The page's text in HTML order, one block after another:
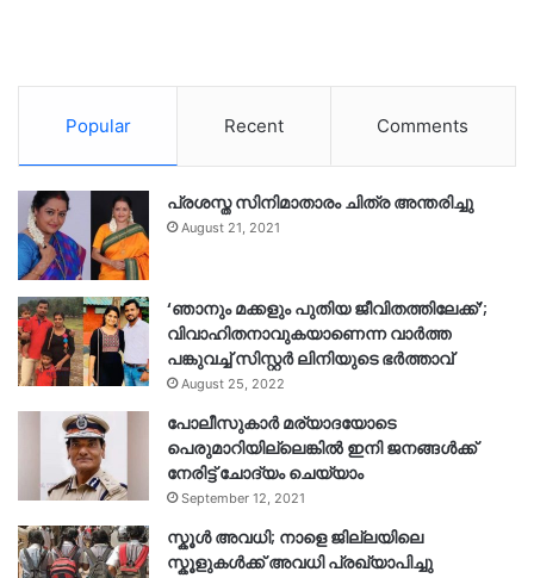
Popular Recent Comments
പ്രശസ്ത സിനിമാതാരം ചിത്ര അന്തരിച്ചു
August 21, 2021
‘ഞാനും മക്കളും പുതിയ ജീവിതത്തിലേക്ക്’;
വിവാഹിതനാവുകയാണെന്ന വാർത്ത
പങ്കുവച്ച് സിസ്റ്റർ ലിനിയുടെ ഭർത്താവ്
August 25, 2022
പോലീസുകാര്‍ മര്യാദയോടെ
പെരുമാറിയില്ലെങ്കില്‍ ഇനി ജനങ്ങള്‍ക്ക്
നേരിട്ട് ചോദ്യം ചെയ്യാം
September 12, 2021
സ്കൂൾ അവധി; നാളെ ജില്ലയിലെ
സ്കൂളുകൾക്ക് അവധി പ്രഖ്യാപിച്ചു